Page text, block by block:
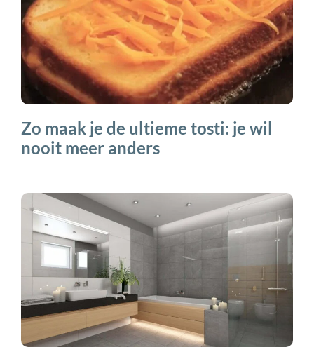
Zo maak je de ultieme tosti: je wil
nooit meer anders